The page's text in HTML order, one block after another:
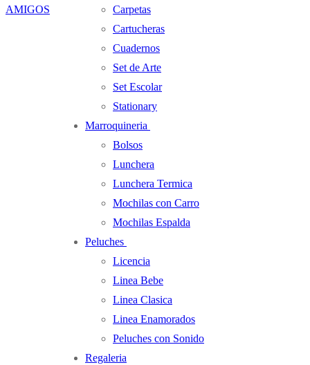
Carpetas
Cartucheras
Cuadernos
Set de Arte
Set Escolar
Stationary
Marroquineria
Bolsos
Lunchera
Lunchera Termica
Mochilas con Carro
Mochilas Espalda
Peluches
Licencia
Linea Bebe
Linea Clasica
Linea Enamorados
Peluches con Sonido
Regaleria